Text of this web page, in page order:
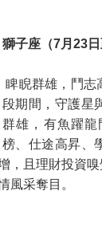
獅子座（7月23日
睥睨群雄，鬥志
段期間，守護星
群雄，有魚躍龍
榜、仕途高昇、
，且理財投資
風采奪目。